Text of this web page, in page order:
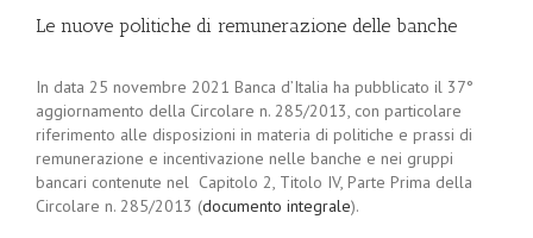
Le nuove politiche di remunerazione delle banche
In data 25 novembre 2021 Banca d’Italia ha pubblicato il 37°
aggiornamento della Circolare n. 285/2013, con particolare
riferimento alle disposizioni in materia di politiche e prassi di
remunerazione e incentivazione nelle banche e nei gruppi
bancari contenute nel Capitolo 2, Titolo IV, Parte Prima della
Circolare n. 285/2013 (documento integrale).